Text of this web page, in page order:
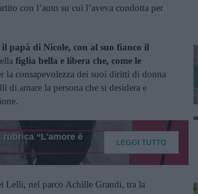
con l’auto su cui l’aveva condotta per
papà di Nicole, con al suo fianco il
figlia bella e libera che, come le
la consapevolezza dei suoi diritti di donna
di amare la persona che si desidera e
“L'amore è
LEGGI TUTTO
Lelli, nel parco Achille Grandi, tra la